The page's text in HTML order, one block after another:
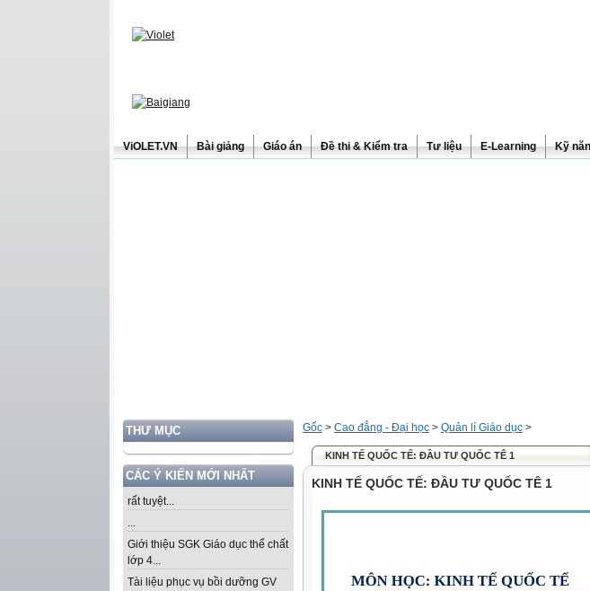
ViOLET.VN Bài giảng Giáo án Đề thi & Kiểm tra Tư liệu E-Learning Kỹ
THƯ MỤC
CÁC Ý KIẾN MỚI NHẤT
rất tuyệt...
...
Giới thiệu SGK Giáo dục thể chất
lớp 4...
Tài liệu phục vụ bồi dưỡng GV
Gốc > Cao đẳng - Đại học > Quản lí Giáo dục >
KINH TẾ QUỐC TẾ: ĐẦU TƯ QUỐC TÊ 1
KINH TẾ QUỐC TẾ: ĐẦU TƯ QUỐC TÊ 1